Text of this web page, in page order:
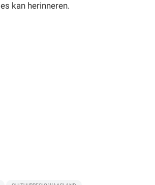
kan herinneren.